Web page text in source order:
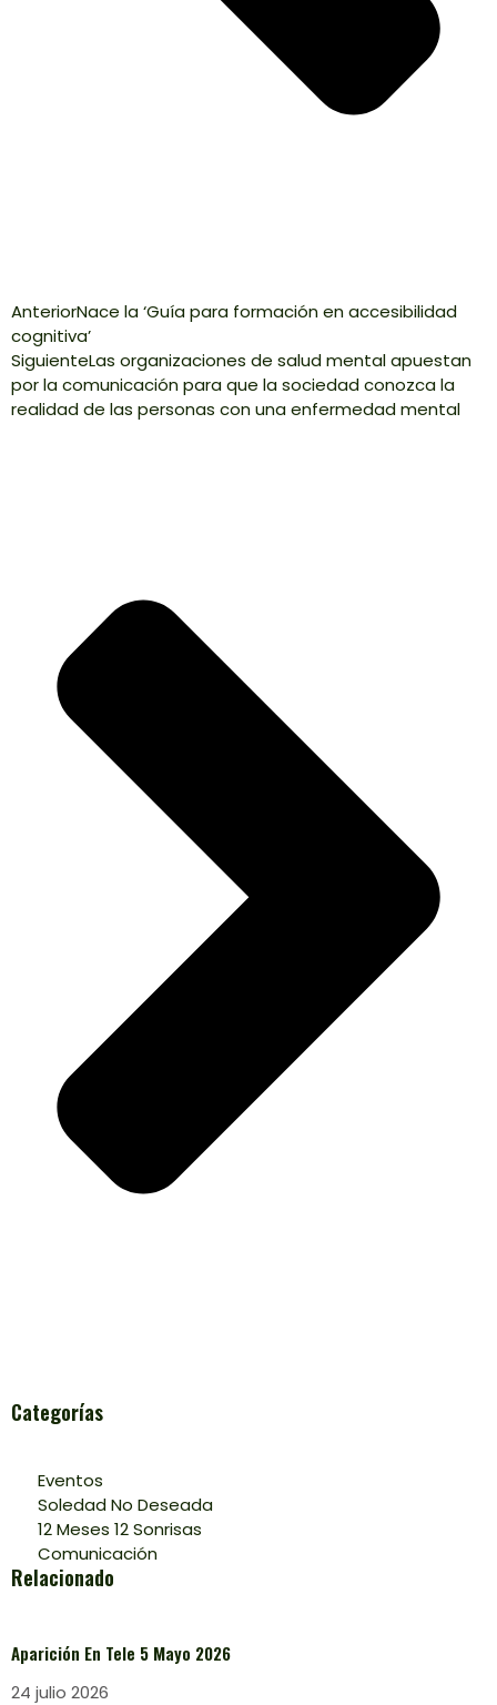
AnteriorNace la ‘Guía para formación en accesibilidad
cognitiva’
SiguienteLas organizaciones de salud mental apuestan
por la comunicación para que la sociedad conozca la
realidad de las personas con una enfermedad mental
Categorías
Eventos
Soledad No Deseada
12 Meses 12 Sonrisas
Comunicación
Relacionado
Aparición En Tele 5 Mayo 2026
24 julio 2026